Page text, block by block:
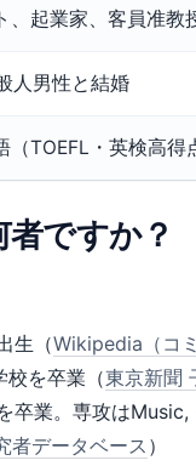
、起業家、客員准教
人男性と結婚
（TOEFL・英検高得
ですか？
生（Wikipedia（コ
校を卒業（東京新聞
卒業。専攻は
者データベース ）